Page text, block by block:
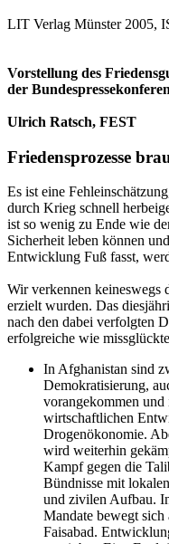
LIT Verlag Münster 2005,
Vorstellung des
der
Ulrich Ratsch, FEST
Friedensprozesse
Es ist eine
durch Krieg schnell
ist so wenig zu Ende wie
Sicherheit leben können
Entwicklung Fuß fasst,
Wir verkennen keineswegs
erzielt wurden. Das
nach den dabei verfolgten
erfolgreiche wie
In Afghanistan sind
Demokratisierung,
vorangekommen
wirtschaftlichen
Drogenökonomie.
wird weiterhin
Kampf gegen die
Bündnisse mit
und zivilen Aufbau.
Mandate bewegt
Faisabad.